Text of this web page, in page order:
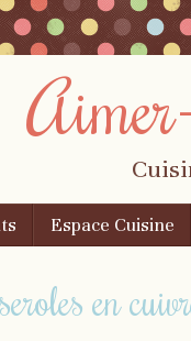
Espace Cuisine
en